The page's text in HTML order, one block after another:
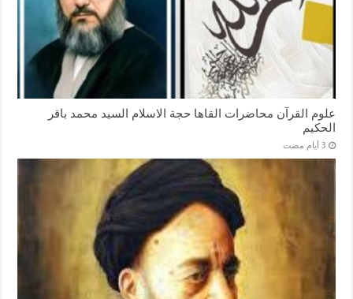
علوم القرآن محاضرات القاها حجة الاسلام السيد محمد باقر
الحكيم